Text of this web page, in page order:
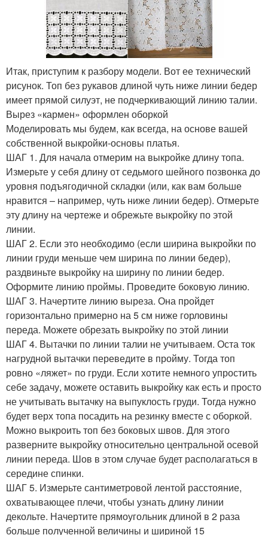
Итак, приступим к разбору модели. Вот ее технический
рисунок. Топ без рукавов длиной чуть ниже линии бедер
имеет прямой силуэт, не подчеркивающий линию талии.
Вырез «кармен» оформлен оборкой
Моделировать мы будем, как всегда, на основе вашей
собственной выкройки-основы платья.
ШАГ 1. Для начала отмерим на выкройке длину топа.
Измерьте у себя длину от седьмого шейного позвонка до
уровня подъягодичной складки (или, как вам больше
нравится – например, чуть ниже линии бедер). Отмерьте
эту длину на чертеже и обрежьте выкройку по этой
линии.
ШАГ 2. Если это необходимо (если ширина выкройки по
линии груди меньше чем ширина по линии бедер),
раздвиньте выкройку на ширину по линии бедер.
Оформите линию проймы. Проведите боковую линию.
ШАГ 3. Начертите линию выреза. Она пройдет
горизонтально примерно на 5 см ниже горловины
переда. Можете обрезать выкройку по этой линии
ШАГ 4. Вытачки по линии талии не учитываем. Оста ток
нагрудной вытачки переведите в пройму. Тогда топ
ровно «ляжет» по груди. Если хотите немного упростить
себе задачу, можете оставить выкройку как есть и просто
не учитывать вытачку на выпуклость груди. Тогда нужно
будет верх топа посадить на резинку вместе с оборкой.
Можно выкроить топ без боковых швов. Для этого
разверните выкройку относительно центральной осевой
линии переда. Шов в этом случае будет располагаться в
середине спинки.
ШАГ 5. Измерьте сантиметровой лентой расстояние,
охватывающее плечи, чтобы узнать длину линии
декольте. Начертите прямоугольник длиной в 2 раза
больше полученной величины и шириной 15